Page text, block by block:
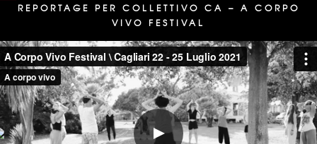
REPORTAGE PER COLLETTIVO CA – A CORPO
VIVO FESTIVAL